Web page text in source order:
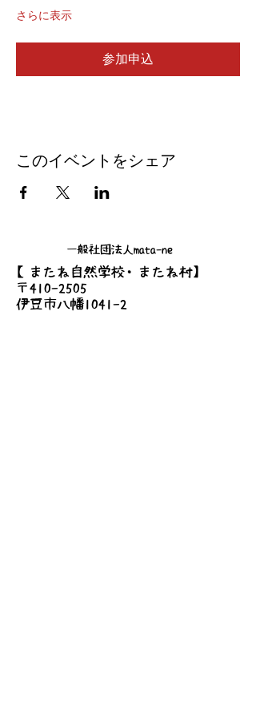
さらに表示
参加申込
このイベントをシェア
一般社団法人mata-ne
【またね自然学校・またね村】
〒410-2505
伊豆市八幡1041-2